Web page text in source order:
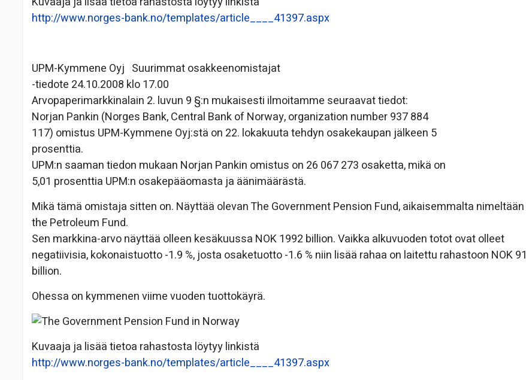
http://www.norges-bank.no/templates/article____41397.aspx
UPM-Kymmene Oyj Suurimmat osakkeenomistajat
-tiedote 24.10.2008 klo 17.00
Arvopaperimarkkinalain 2. luvun 9 §:n mukaisesti ilmoitamme seuraavat tiedot:
Norjan Pankin (Norges Bank, Central Bank of Norway, organization number 937 884
117) omistus UPM-Kymmene Oyj:stä on 22. lokakuuta tehdyn osakekaupan jälkeen 5
prosenttia.
UPM:n saaman tiedon mukaan Norjan Pankin omistus on 26 067 273 osaketta, mikä on
5,01 prosenttia UPM:n osakepääomasta ja äänimäärästä.
Mikä tämä omistaja sitten on. Näyttää olevan The Government Pension Fund, aikaisemmalta nimeltään
the Petroleum Fund.
Sen markkina-arvo näyttää olleen kesäkuussa NOK 1992 billion. Vaikka alkuvuoden totot ovat olleet
negatiivisia, kokonaistuotto -1.9 %, josta osaketuotto -1.6 % niin lisää rahaa on laitettu rahastoon NOK 91
billion.
Ohessa on kymmenen viime vuoden tuottokäyrä.
Kuvaaja ja lisää tietoa rahastosta löytyy linkistä
http://www.norges-bank.no/templates/article____41397.aspx